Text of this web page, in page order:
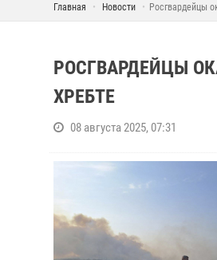
Главная Новости Росгвардейцы
РОСГВАРДЕЙЦЫ
ХРЕБТЕ
08 августа 2025, 07:31